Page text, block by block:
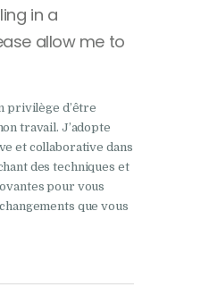
in a
allow me to
privilège d’être
travail. J’adopte
et collaborative dans
des techniques et
pour vous
que vous